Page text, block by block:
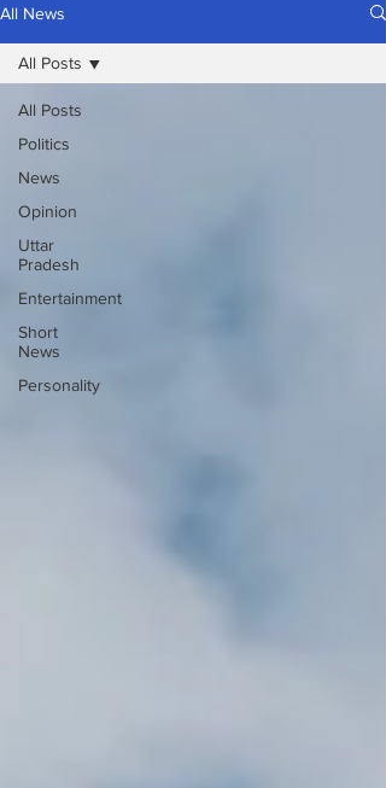
All News
All Posts
Politics
News
Opinion
Uttar
Pradesh
Entertainment
Short
News
Personality
All Posts